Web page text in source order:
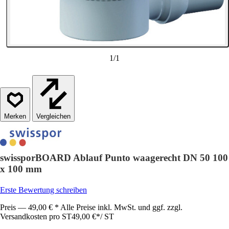
1/1
Vergleichen
swissporBOARD Ablauf Punto waagerecht DN 50 100
x 100 mm
Erste Bewertung schreiben
Preis — 49,00 € * Alle Preise inkl. MwSt. und ggf. zzgl.
Versandkosten pro ST49,00 €*/ ST